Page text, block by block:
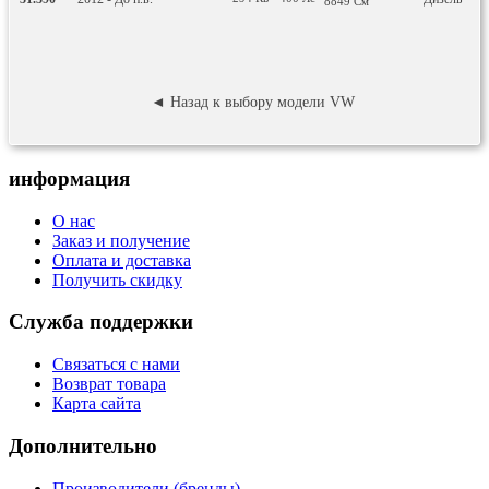
◄ Назад к выбору модели VW
информация
О нас
Заказ и получение
Оплата и доставка
Получить скидку
Служба поддержки
Связаться с нами
Возврат товара
Карта сайта
Дополнительно